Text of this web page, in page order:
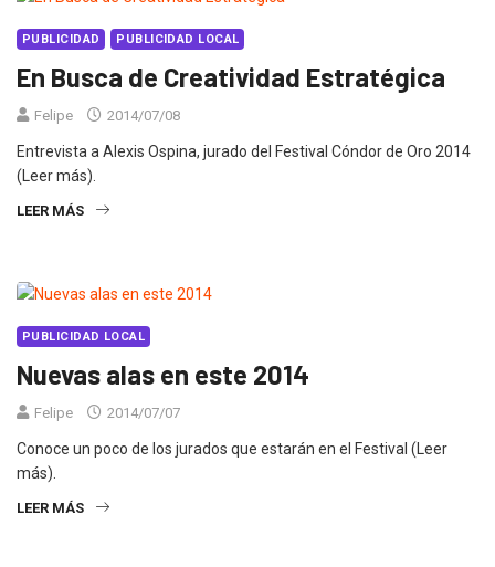
PUBLICIDAD PUBLICIDAD LOCAL
En Busca de Creatividad Estratégica
Felipe 2014/07/08
Entrevista a Alexis Ospina, jurado del Festival Cóndor de Oro 2014
(Leer más).
LEER MÁS
PUBLICIDAD LOCAL
Nuevas alas en este 2014
Felipe 2014/07/07
Conoce un poco de los jurados que estarán en el Festival (Leer
más).
LEER MÁS